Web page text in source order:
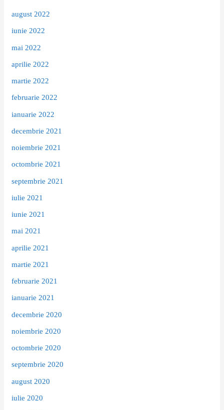
august 2022
iunie 2022
mai 2022
aprilie 2022
martie 2022
februarie 2022
ianuarie 2022
decembrie 2021
noiembrie 2021
octombrie 2021
septembrie 2021
iulie 2021
iunie 2021
mai 2021
aprilie 2021
martie 2021
februarie 2021
ianuarie 2021
decembrie 2020
noiembrie 2020
octombrie 2020
septembrie 2020
august 2020
iulie 2020